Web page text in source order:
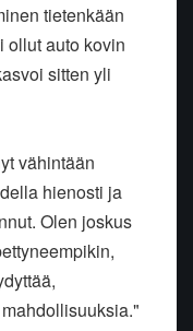
tietenkään
ollut auto kovin
sitten yli
vähintään
hienosti ja
Olen joskus